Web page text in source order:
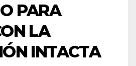
PARA
LA
INTACTA